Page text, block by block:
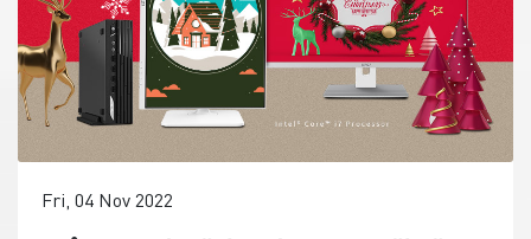
Fri, 04 Nov 2022